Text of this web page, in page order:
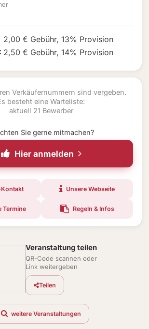
2,00 € Gebühr, 13% Provision
2,50 € Gebühr, 14% Provision
Verkäufernummern sind vergeben.
besteht eine Warteliste:
aktuell 21 Bewerber
Sie gerne mitmachen?
Hier anmelden
Unsere Webseite
Termine Regeln & Infos
Veranstaltung teilen
QR-Code scannen oder
Link weitergeben
Teilen
weitere Veranstaltungen